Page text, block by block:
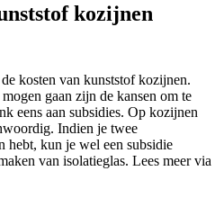
kozijnen
kosten van kunststof kozijnen.
gaan zijn de kansen om te
eens aan subsidies. Op kozijnen
Indien je twee
hebt, kun je wel een subsidie
van isolatieglas. Lees meer via